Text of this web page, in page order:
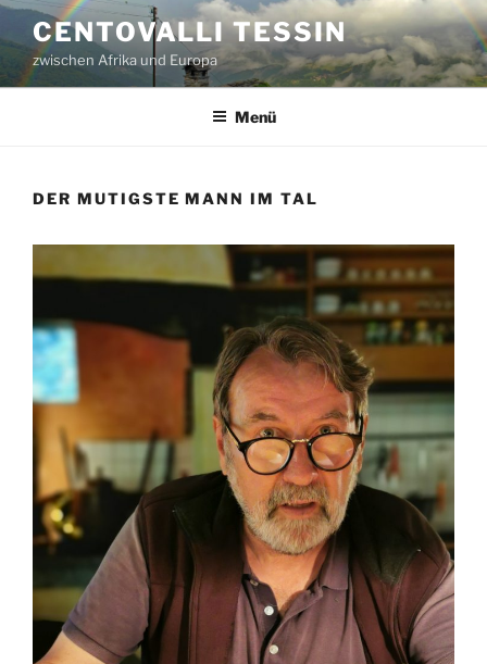
Zum
Inhalt
springen
CENTOVALLI TESSIN
zwischen Afrika und Europa
Menü
DER MUTIGSTE MANN IM TAL